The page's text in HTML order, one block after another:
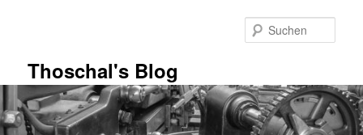
Thoschal's Blog